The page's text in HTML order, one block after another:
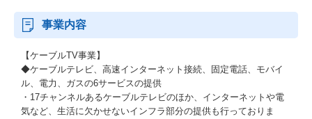
事業内容
【ケーブルTV事業】
◆ケーブルテレビ、高速インターネット接続、固定電話、モバイ
ル、電力、ガスの6サービスの提供
・17チャンネルあるケーブルテレビのほか、インターネットや電
気など、生活に欠かせないインフラ部分の提供も行っておりま